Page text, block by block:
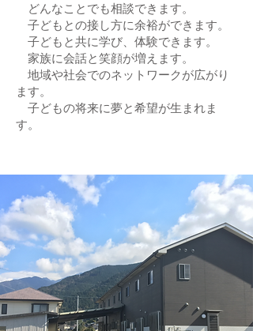
どんなことでも相談できます。
子どもとの接し方に余裕ができます。
子どもと共に学び、体験できます。
家族に会話と笑顔が増えます。
地域や社会でのネットワークが広がり
ます。
​ 子どもの将来に夢と希望が生まれま
す。